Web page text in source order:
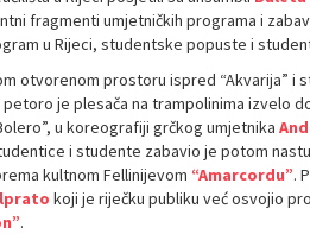
fragmenti umjetničkih programa i
u Rijeci, studentske popuste i
otvorenom prostoru ispred “Akvarija”
petoro je plesača na trampolinima izvelo
u koreografiji grčkog umjetnika
i studente zabavio je potom
kultnom Fellinijevom “Amarcordu”.
koji je riječku publiku već osvojio
.